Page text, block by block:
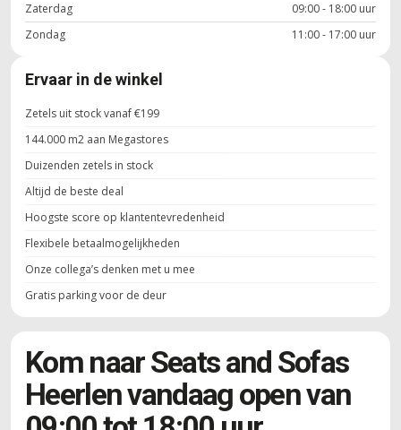
Zaterdag
09:00 - 18:00 uur
Zondag
11:00 - 17:00 uur
Ervaar in de winkel
Zetels uit stock vanaf €199
144.000 m2 aan Megastores
Duizenden zetels in stock
Altijd de beste deal
Hoogste score op klantentevredenheid
Flexibele betaalmogelijkheden
Onze collega’s denken met u mee
Gratis parking voor de deur
Kom naar Seats and Sofas
Heerlen vandaag open van